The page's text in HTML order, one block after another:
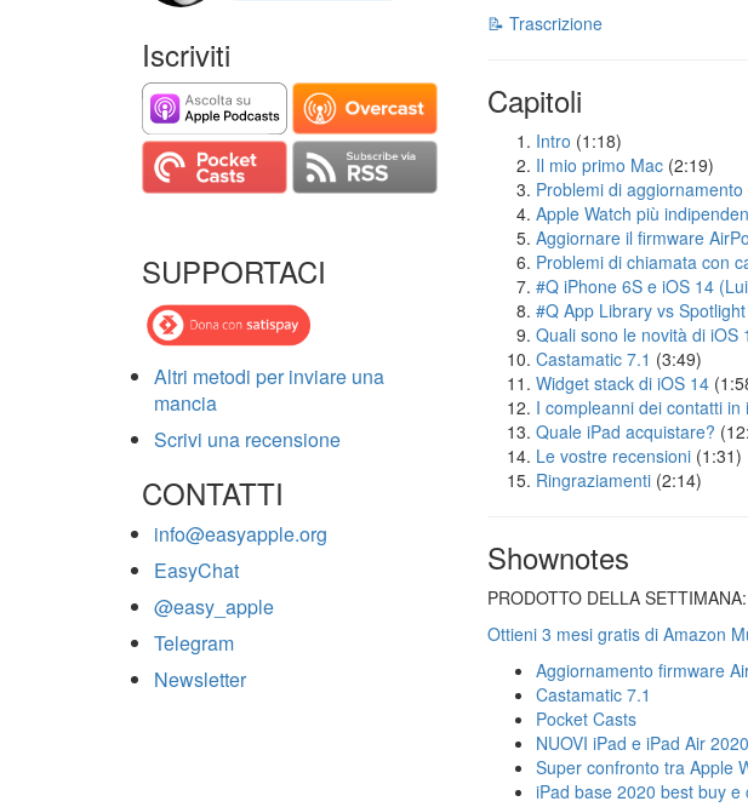
Iscriviti
SUPPORTACI
Altri metodi per inviare una
mancia
Scrivi una recensione
CONTATTI
info@easyapple.org
EasyChat
@easy_apple
Telegram
Newsletter
📝 Trascrizione
Capitoli
Intro (1:18)
Il mio primo Mac (2:19)
Problemi di
Apple Watch più
Aggiornare il firmware
Problemi di chiamata con
#Q iPhone 6S e iOS 14
#Q App Library vs
Quali sono le novità di iOS
Castamatic 7.1 (3:49)
Widget stack di iOS 14
I compleanni dei contatti in
Quale iPad acquistare?
Le vostre recensioni (1:31)
Ringraziamenti (2:14)
Shownotes
PRODOTTO DELLA SETTIMANA:
Ottieni 3 mesi gratis di Amazon
Aggiornamento firmware
Castamatic 7.1
Pocket Casts
NUOVI iPad e iPad Air
Super confronto tra Apple
iPad base 2020 best buy